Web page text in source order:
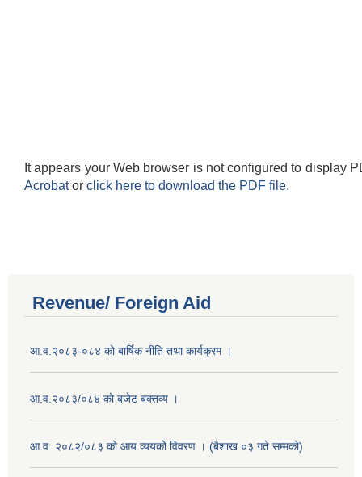
It appears your Web browser is not configured to display
Acrobator click here to download the PDF file.
Revenue/ Foreign Aid
आ.व.२०८३-०८४ को बार्षिक नीति तथा कार्यक्रम ।
आ.व.२०८३/०८४ को बजेट बक्तव्य ।
आ.व. २०८२/०८३ को आय व्ययको विवरण । (बैशाख ०३ गते सम्मको)